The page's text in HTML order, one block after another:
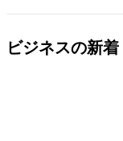
ビジネスの新着